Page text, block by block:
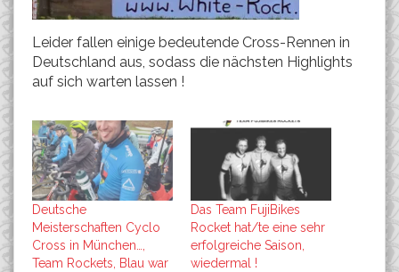
Leider fallen einige bedeutende Cross-Rennen in
Deutschland aus, sodass die nächsten Highlights
auf sich warten lassen !
Deutsche
Meisterschaften Cyclo
Cross in München…,
Team Rockets, Blau war
Das Team FujiBikes
Rocket hat/te eine sehr
erfolgreiche Saison,
wiedermal !